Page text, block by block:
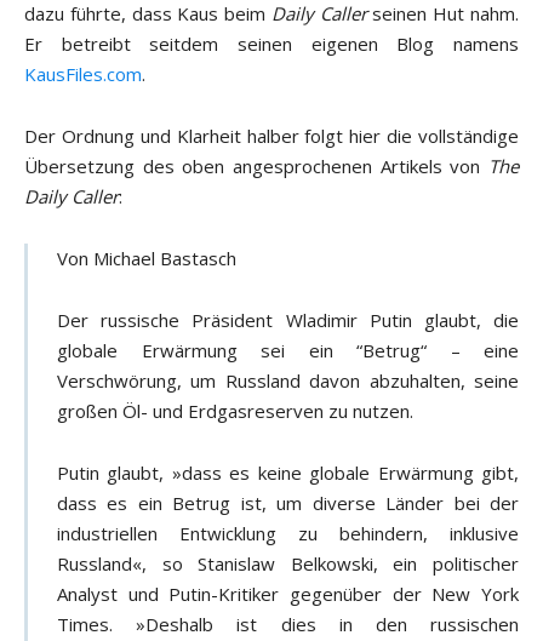
dazu führte, dass Kaus beim Daily Callerseinen Hut nahm.
Er betreibt seitdem seinen eigenen Blog namens
KausFiles.com.
Der Ordnung und Klarheit halber folgt hier die vollständige
Übersetzung des oben angesprochenen Artikels von The
Daily Caller:
Von Michael Bastasch
Der russische Präsident Wladimir Putin glaubt, die
globale Erwärmung sei ein “Betrug“ – eine
Verschwörung, um Russland davon abzuhalten, seine
großen Öl- und Erdgasreserven zu nutzen.
Putin glaubt, »dass es keine globale Erwärmung gibt,
dass es ein Betrug ist, um diverse Länder bei der
industriellen Entwicklung zu behindern, inklusive
Russland«, so Stanislaw Belkowski, ein politischer
Analyst und Putin-Kritiker gegenüber der New York
Times. »Deshalb ist dies in den russischen